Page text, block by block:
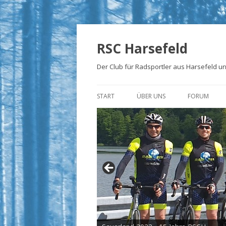
RSC Harsefeld
Der Club für Radsportler aus Harsefeld
START ÜBER UNS
ÜBER UNS
UNSERE STRECKEN
FOTOALBEN
PRESSE
TRIKOTS
IMPRESSUM
FORUM